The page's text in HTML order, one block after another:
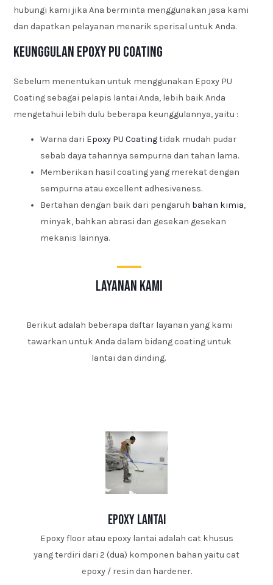
hubungi kami jika Ana berminta menggunakan jasa kami
dan dapatkan pelayanan menarik sperisal untuk Anda.
Keunggulan Epoxy PU Coating
Sebelum menentukan untuk menggunakan Epoxy PU
Coating sebagai pelapis lantai Anda, lebih baik Anda
mengetahui lebih dulu beberapa keunggulannya, yaitu :
Warna dari Epoxy PU Coatingtidak mudah pudar
sebab daya tahannya sempurna dan tahan lama.
Memberikan hasil coating yang merekat dengan
sempurna atau excellent adhesiveness.
Bertahan dengan baik dari pengaruh bahan kimia,
minyak, bahkan abrasi dan gesekan gesekan
mekanis lainnya.
layanan kami
Berikut adalah beberapa daftar layanan yang kami
tawarkan untuk Anda dalam bidang coating untuk
lantai dan dinding.
epoxy lantai
Epoxy floor atau epoxy lantai adalah cat khusus
yang terdiri dari 2 (dua) komponen bahan yaitu cat
epoxy / resin dan hardener.